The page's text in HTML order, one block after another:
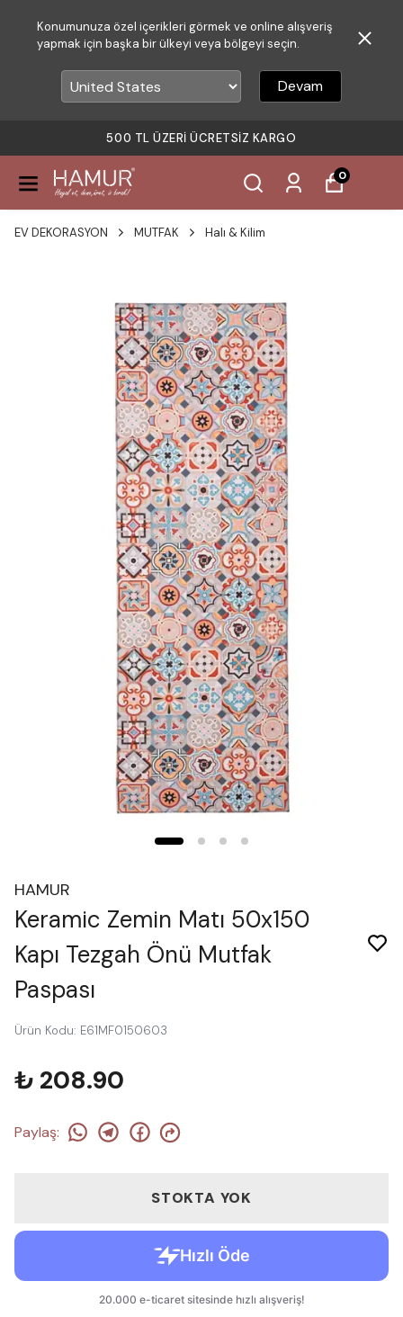
Konumunuza özel içerikleri görmek ve online alışveriş
yapmak için başka bir ülkeyi veya bölgeyi seçin.
Devam
500 TL ÜZERI ÜCRETSIZ KARGO
0
EV DEKORASYON MUTFAK Halı & Kilim
HAMUR
Keramic Zemin Matı 50x150
Kapı Tezgah Önü Mutfak
Paspası
Ürün Kodu: E61MF0150603
₺ 208.90
Paylaş:
STOKTA YOK